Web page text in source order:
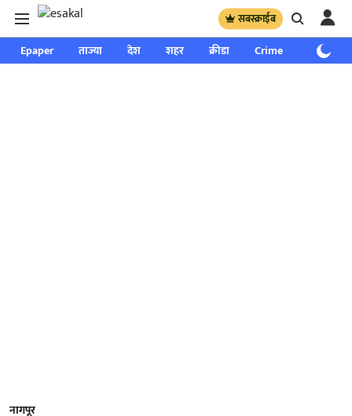
सबस्क्राईब
Epaper ताज्या देश शहर क्रीडा Crime साप्ताहिक
नागपूर